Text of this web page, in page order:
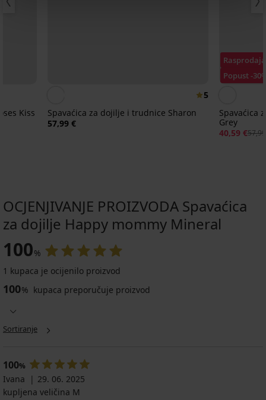
Kiss
5
Spavaćica za dojilje i trudnice Sharon
57,99 €
Rasprodaja
Popust -
Spavaćica
Grey
40,59 €
Spavaćica
za
Lucy
€
57,99
spavaćica
za
dojilje
57,99
€
dojilje
Coraline
37,19
€
61,99
€
Spavaćica
za
dojilje
€ Spavaćica
i
dojilje
Temperance
51,99
OCJENJIVANJE PROIZVODA Spavaćica
za dojilje Happy mommy Mineral
100%
1 kupaca je ocijenilo proizvod
100% kupaca preporučuje proizvod
Sortiranje
100%
Ivana
29. 06. 2025
kupljena veličina M